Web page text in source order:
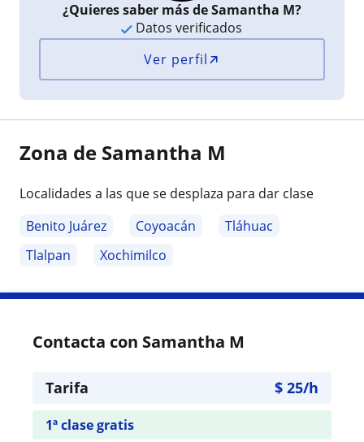
¿Quieres saber más de Samantha M?
Datos verificados
Ver perfil
Zona de Samantha M
Localidades a las que se desplaza para dar clase
Benito Juárez
Coyoacán
Tláhuac
Tlalpan
Xochimilco
Contacta con Samantha M
Tarifa $ 25/h
1ª clase gratis